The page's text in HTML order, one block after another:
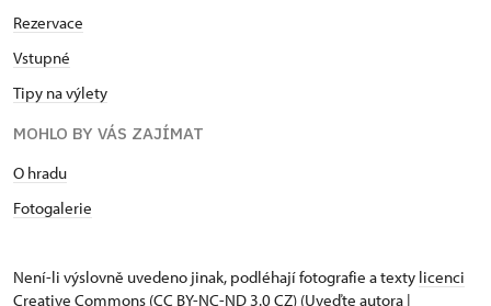
Rezervace
Vstupné
Tipy na výlety
MOHLO BY VÁS ZAJÍMAT
O hradu
Fotogalerie
Není-li výslovně uvedeno jinak, podléhají fotografie a texty licenci
Creative Commons (CC BY-NC-ND 3.0 CZ) (Uveďte autora |